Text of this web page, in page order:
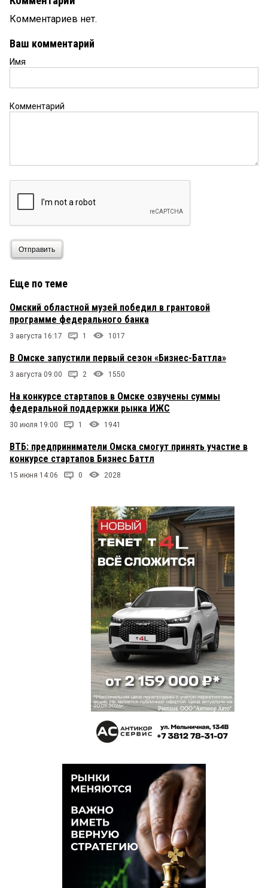
Комментариев нет.
Ваш комментарий
Имя
Комментарий
Отправить
Еще по теме
Омский областной музей победил в грантовой
программе федерального банка
3 августа 16:17 1 1017
В Омске запустили первый сезон «Бизнес-Баттла»
3 августа 09:00 2 1550
На конкурсе стартапов в Омске озвучены суммы
федеральной поддержки рынка ИЖС
30 июля 19:00 1 1941
ВТБ: предприниматели Омска смогут принять участие в
конкурсе стартапов Бизнес Баттл
15 июня 14:06 0 2028